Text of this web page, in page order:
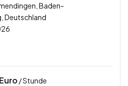
Baden-
Deutschland
Euro / Stunde